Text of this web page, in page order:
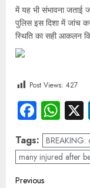
में यह भी संभावना जताई
पुलिस इस दिशा में जांच
स्थिति का सही आकलन
Post Views: 427
Tags:
many injured after
Previous